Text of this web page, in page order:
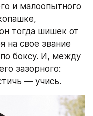
и малоопытного
тогда шишек от
на свое звание
боксу. И, между
зазорного:
— учись.